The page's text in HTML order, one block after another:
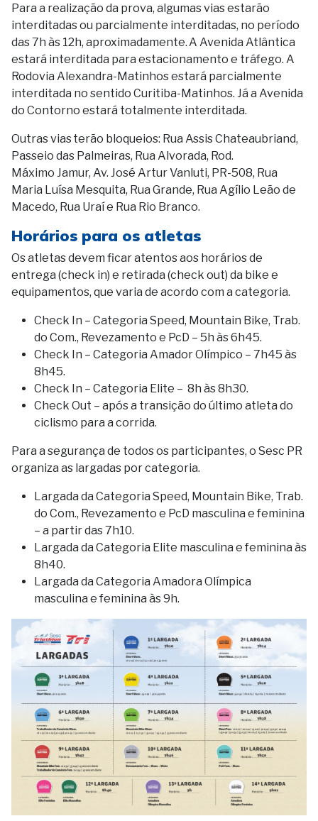
Para a realização da prova, algumas vias estarão
interditadas ou parcialmente interditadas, no período
das 7h às 12h, aproximadamente. A Avenida Atlântica
estará interditada para estacionamento e tráfego. A
Rodovia Alexandra-Matinhos estará parcialmente
interditada no sentido Curitiba-Matinhos. Já a Avenida
do Contorno estará totalmente interditada.
Outras vias terão bloqueios: Rua Assis Chateaubriand,
Passeio das Palmeiras, Rua Alvorada, Rod.
Máximo Jamur, Av. José Artur Vanluti, PR-508, Rua
Maria Luísa Mesquita, Rua Grande, Rua Agílio Leão de
Macedo, Rua Uraí e Rua Rio Branco.
Horários para os atletas
Os atletas devem ficar atentos aos horários de
entrega (check in) e retirada (check out) da bike e
equipamentos, que varia de acordo com a categoria.
Check In – Categoria Speed, Mountain Bike, Trab.
do Com., Revezamento e PcD – 5h às 6h45.
Check In – Categoria Amador Olímpico – 7h45 às
8h45.
Check In – Categoria Elite – 8h às 8h30.
Check Out – após a transição do último atleta do
ciclismo para a corrida.
Para a segurança de todos os participantes, o Sesc PR
organiza as largadas por categoria.
Largada da Categoria Speed, Mountain Bike, Trab.
do Com., Revezamento e PcD masculina e feminina
– a partir das 7h10.
Largada da Categoria Elite masculina e feminina às
8h40.
Largada da Categoria Amadora Olímpica
masculina e feminina às 9h.